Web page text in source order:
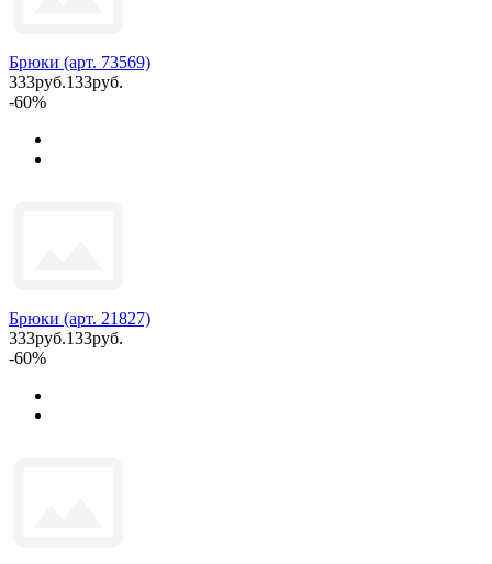
Брюки (арт. 73569)
333руб.133руб.
-60%
Брюки (арт. 21827)
333руб.133руб.
-60%